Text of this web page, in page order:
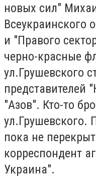
новых сил"
Всеукраинского
и "Правого
черно-красные
ул.Грушевского
представителей
"Азов". Кто-то
ул.Грушевского.
пока не
корреспондент
Украина".